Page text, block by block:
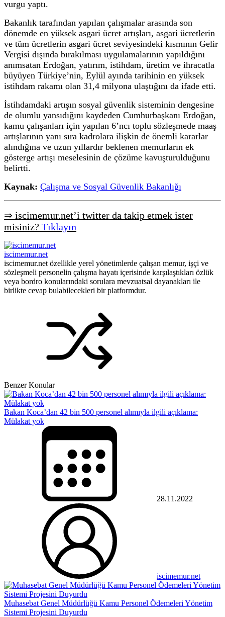
vurgu yaptı.
Bakanlık tarafından yapılan çalışmalar arasında son
dönemde en yüksek asgari ücret artışları, asgari ücretlerin
ve tüm ücretlerin asgari ücret seviyesindeki kısmının Gelir
Vergisi dışında bırakılması uygulamalarının yapıldığını
anımsatan Erdoğan, yatırım, istihdam, üretim ve ihracatla
büyüyen Türkiye’nin, Eylül ayında tarihinin en yüksek
istihdam rakamı olan 31,4 milyona ulaştığını da ifade etti.
İstihdamdaki artışın sosyal güvenlik sisteminin dengesine
de olumlu yansıdığını kaydeden Cumhurbaşkanı Erdoğan,
kamu çalışanları için yapılan 6’ncı toplu sözleşmede maaş
artışlarının yanı sıra kadrolara ilişkin de önemli kararlar
alındığına ve uzun yıllardır beklenen memurların ek
gösterge artışı meselesinin de çözüme kavuşturulduğunu
belirtti.
Kaynak: Çalışma ve Sosyal Güvenlik Bakanlığı
⇒ iscimemur.net’i twitter da takip etmek ister
misiniz? Tıklayın
iscimemur.net
iscimemur.net özellikle yerel yönetimlerde çalışan memur, işçi ve
sözleşmeli personelin çalışma hayatı içerisinde karşılaştıkları özlük
veya bordro konularındaki sorulara mevzuatsal dayanakları ile
birlikte cevap bulabilecekleri bir platformdur.
Benzer Konular
Bakan Koca’dan 42 bin 500 personel alımıyla ilgili açıklama:
Mülakat yok
28.11.2022
iscimemur.net
Muhasebat Genel Müdürlüğü Kamu Personel Ödemeleri Yönetim
Sistemi Projesini Duyurdu